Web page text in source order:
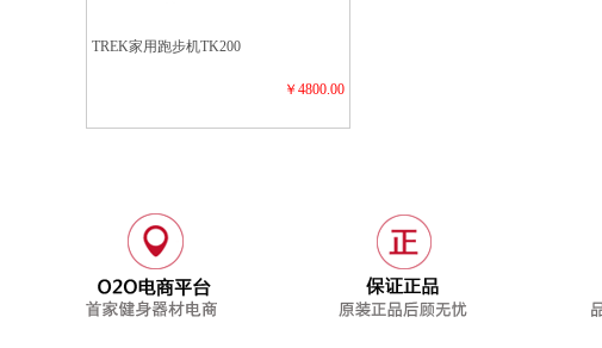
TREK家用跑步机TK200
￥4800.00